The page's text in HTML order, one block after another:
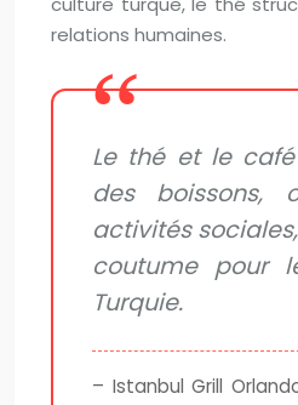
relations humaines.
Le thé et le
des boissons,
activités
coutume pour
Turquie.
– Istanbul Grill